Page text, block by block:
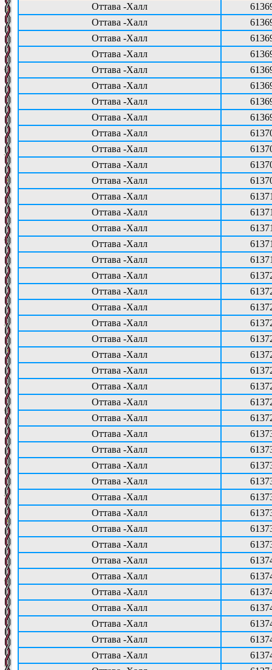
Оттава -Халл
Оттава -Халл
Оттава -Халл
Оттава -Халл
Оттава -Халл
Оттава -Халл
Оттава -Халл
Оттава -Халл
Оттава -Халл
Оттава -Халл
Оттава -Халл
Оттава -Халл
Оттава -Халл
Оттава -Халл
Оттава -Халл
Оттава -Халл
Оттава -Халл
Оттава -Халл
Оттава -Халл
Оттава -Халл
Оттава -Халл
Оттава -Халл
Оттава -Халл
Оттава -Халл
Оттава -Халл
Оттава -Халл
Оттава -Халл
Оттава -Халл
Оттава -Халл
Оттава -Халл
Оттава -Халл
Оттава -Халл
Оттава -Халл
Оттава -Халл
Оттава -Халл
Оттава -Халл
Оттава -Халл
Оттава -Халл
Оттава -Халл
Оттава -Халл
Оттава -Халл
Оттава -Халл